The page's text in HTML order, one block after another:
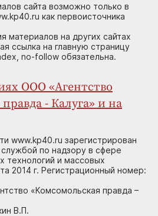
сайта возможно только в
как первоисточника
материалов на других сайтах
ссылка на главную страницу
no-follow обязательна.
ООО «Агентство
- Калуга» и на
www.kp40.ru зарегистрирован
по надзору в сфере
технологий и массовых
2014 г. Регистрационный номер:
«Комсомольская правда –
В.П.